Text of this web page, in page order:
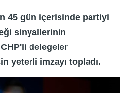
45 gün içerisinde partiyi
sinyallerinin
delegeler
yeterli imzayı topladı.